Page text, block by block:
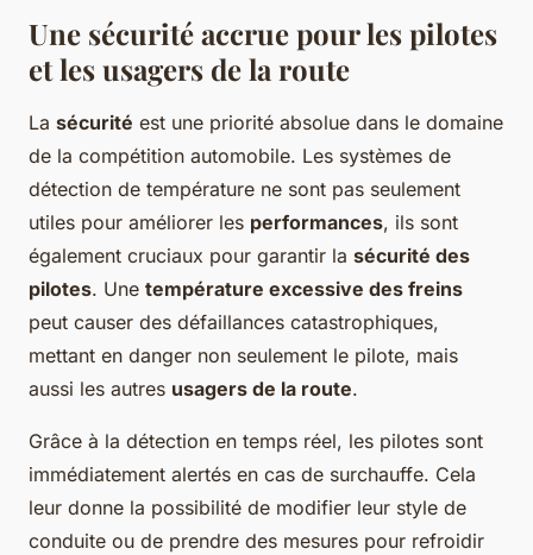
Une sécurité accrue pour les pilotes
et les usagers de la route
La sécurité est une priorité absolue dans le domaine
de la compétition automobile. Les systèmes de
détection de température ne sont pas seulement
utiles pour améliorer les performances, ils sont
également cruciaux pour garantir la sécurité des
pilotes. Une température excessive des freins
peut causer des défaillances catastrophiques,
mettant en danger non seulement le pilote, mais
aussi les autres usagers de la route.
Grâce à la détection en temps réel, les pilotes sont
immédiatement alertés en cas de surchauffe. Cela
leur donne la possibilité de modifier leur style de
conduite ou de prendre des mesures pour refroidir